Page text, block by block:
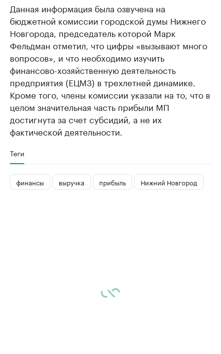
Данная информация была озвучена на
бюджетной комиссии городской думы Нижнего
Новгорода, председатель которой Марк
Фельдман отметил, что цифры «вызывают много
вопросов», и что необходимо изучить
финансово-хозяйственную деятельность
предприятия (ЕЦМЗ) в трехлетней динамике.
Кроме того, члены комиссии указали на то, что в
целом значительная часть прибыли МП
достигнута за счет субсидий, а не их
фактической деятельности.
Теги
финансы выручка прибыль Нижний Новгород